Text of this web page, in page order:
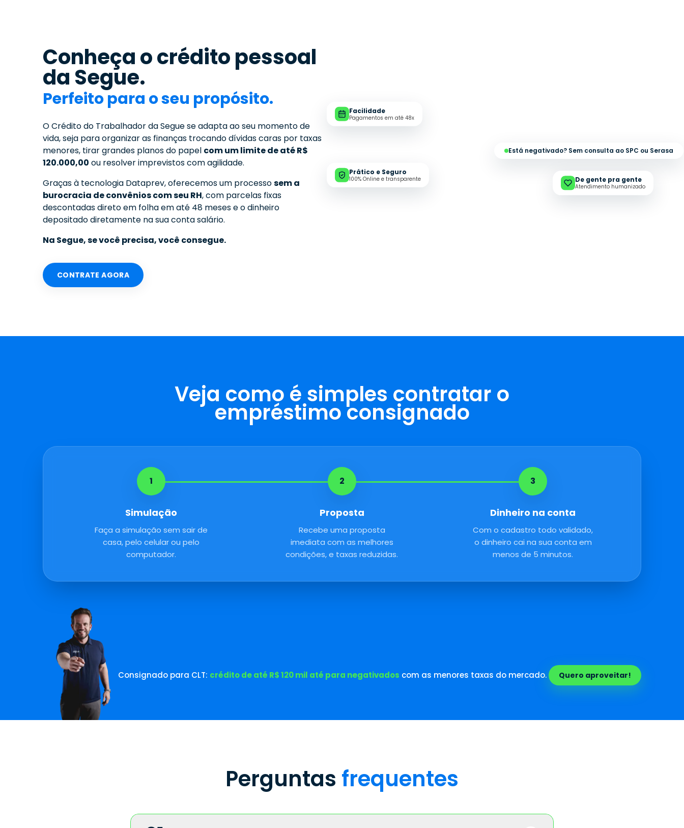
Conheça o crédito pessoal
da Segue.
Perfeito para o seu propósito.
O Crédito do Trabalhador da Segue se adapta ao seu momento de
vida, seja para organizar as finanças trocando dívidas caras por taxas
menores, tirar grandes planos do papel com um limite de até R$
120.000,00 ou resolver imprevistos com agilidade.
Graças à tecnologia Dataprev, oferecemos um processosem a
burocracia de convênios com seu RH, com parcelas fixas
descontadas direto em folha em até 48 meses e o dinheiro
depositado diretamente na sua conta salário.
Na Segue, se você precisa, você consegue.
CONTRATE AGORA
Está negativado? Sem consulta ao SPC ou Serasa
Prático e Seguro
100% Online e transparente
Facilidade
Pagamentos em até 48x
De gente pra gente
Atendimento humanizado
Veja como é simples contratar o
empréstimo consignado
1
Simulação
Faça a simulação sem sair de
casa, pelo celular ou pelo
computador.
2
Proposta
Recebe uma proposta
imediata com as melhores
condições, e taxas reduzidas.
3
Dinheiro na conta
Com o cadastro todo validado,
o dinheiro cai na sua conta em
menos de 5 minutos.
Consignado para CLT: crédito de até R$ 120 mil até para negativados com as menores taxas do mercado. Quero aproveitar!
Perguntas frequentes